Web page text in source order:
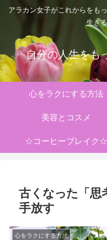
アラカン女子がこれからをも
生き
自分の人生をも
心をラクにする方法
美容とコスメ
☆コーヒーブレイク☆
古くなった「思
手放す
心をラクにする方法